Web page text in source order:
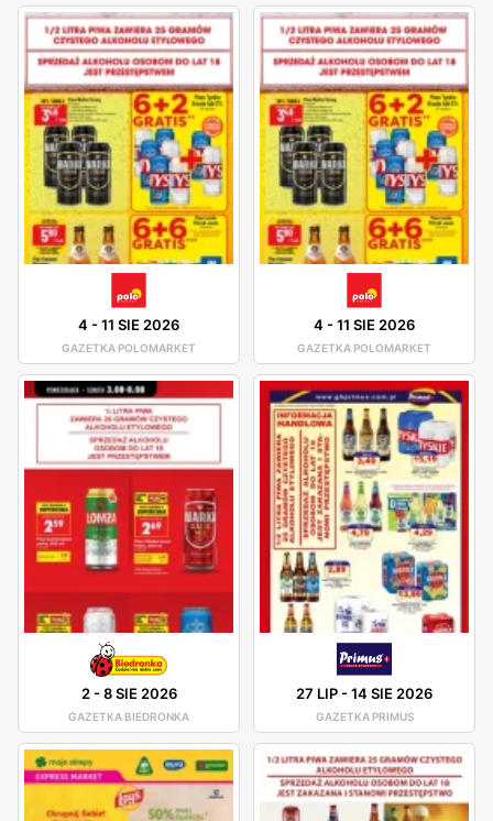
4 -11 SIE 2026
GAZETKA POLOMARKET
4 -11 SIE 2026
GAZETKA POLOMARKET
2-8 SIE 2026
GAZETKA BIEDRONKA
27 LIP-14 SIE 2026
GAZETKA PRIMUS